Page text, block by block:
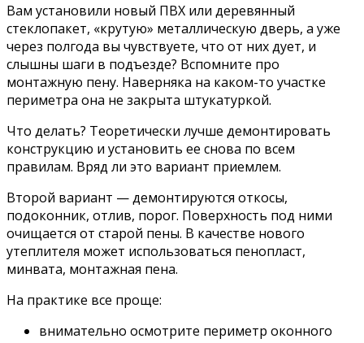
Вам установили новый ПВХ или деревянный
стеклопакет, «крутую» металлическую дверь, а уже
через полгода вы чувствуете, что от них дует, и
слышны шаги в подъезде? Вспомните про
монтажную пену. Наверняка на каком-то участке
периметра она не закрыта штукатуркой.
Что делать? Теоретически лучше демонтировать
конструкцию и установить ее снова по всем
правилам. Вряд ли это вариант приемлем.
Второй вариант — демонтируются откосы,
подоконник, отлив, порог. Поверхность под ними
очищается от старой пены. В качестве нового
утеплителя может использоваться пенопласт,
минвата, монтажная пена.
На практике все проще:
внимательно осмотрите периметр оконного